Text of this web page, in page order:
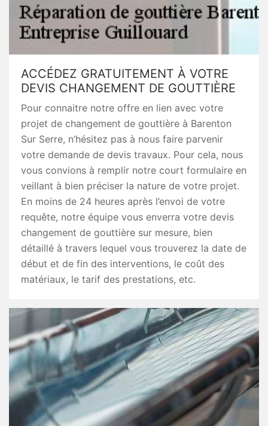
ACCÉDEZ GRATUITEMENT À VOTRE
DEVIS CHANGEMENT DE GOUTTIÈRE
Pour connaitre notre offre en lien avec votre
projet de changement de gouttière à Barenton
Sur Serre, n’hésitez pas à nous faire parvenir
votre demande de devis travaux. Pour cela, nous
vous convions à remplir notre court formulaire en
veillant à bien préciser la nature de votre projet.
En moins de 24 heures après l’envoi de votre
requête, notre équipe vous enverra votre devis
changement de gouttière sur mesure, bien
détaillé à travers lequel vous trouverez la date de
début et de fin des interventions, le coût des
matériaux, le tarif des prestations, etc.